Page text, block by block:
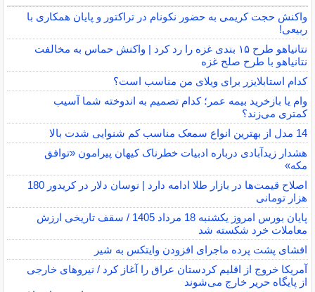
واکنش حجت کریمی به حضور نکونام در تراکتور و پایان همکاری با
ربیعی!
نتانیاهو طرح ۱۵ بندی غزه را رد کرد | واکنش حماس به مخالفت
نتانیاهو با طرح صلح غزه
کدام استابلایزر برای ویلای من مناسب است؟
وام یا بازخرید بیمه عمر؛ کدام تصمیم به اندوخته شما آسیب
کمتری می‌زند؟
14 مدل از بهترین انواع سمعک مناسب کم شنوایی شدت بالا
هشدار زیدآبادی درباره ادبیات خطرناک کیهان پیرامون «توافق
مکه»
اصلاح قیمت‌ها در بازار طلا ادامه دارد | نوسان دلار در کریدور 180
هزار تومانی
پایان بورس امروز یکشنبه 18 مرداد 1405 / سقف تاریخی ارزش
معاملات خرد شکسته شد
افشای پشت پرده ماجرای افزودن وایتکس به شیر
آمریکا خروج از اقلیم کردستان عراق را آغاز کرد / نیروهای خارجی
از پایگاه حریر خارج می‌شوند